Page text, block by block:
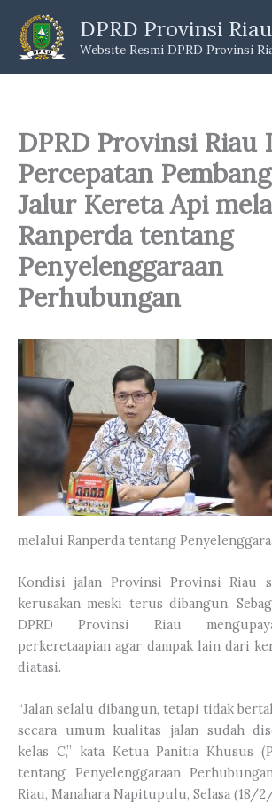
content
DPRD Provinsi Riau
Website Resmi DPRD Provinsi
DPRD Provinsi Riau
Percepatan
Jalur Kereta Api
Ranperda tentang
Penyelenggaraan
Perhubungan
melalui Ranperda tentang
Kondisi jalan Provinsi Provinsi Riau
kerusakan meski terus dibangun.
DPRD Provinsi Riau
perkeretaapian agar dampak lain dari
diatasi.
“Jalan selalu dibangun, tetapi tidak
secara umum kualitas jalan sudah
kelas C,” kata Ketua Panitia Khusus
tentang Penyelenggaraan
Riau, Manahara Napitupulu, Selasa (18/